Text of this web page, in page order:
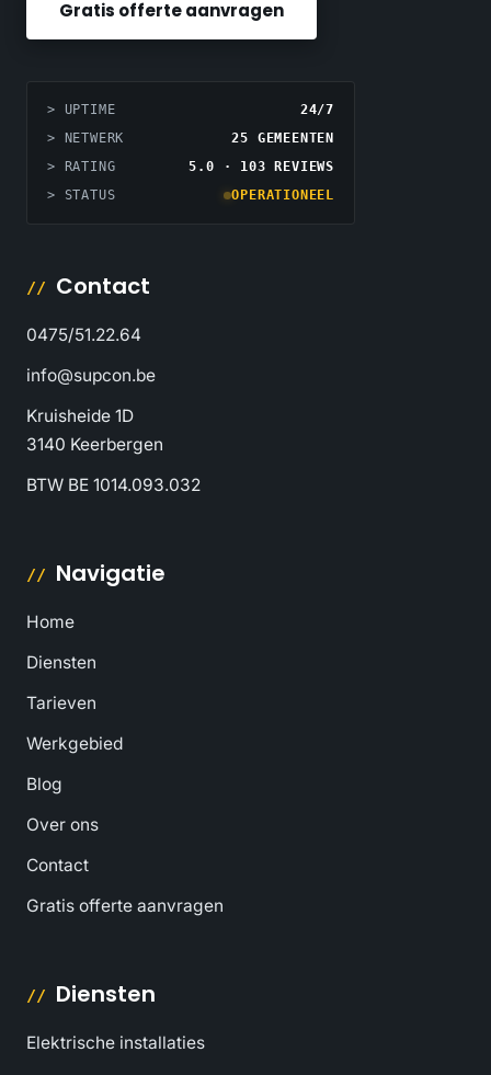
Gratis offerte aanvragen
> UPTIME
24/7
> NETWERK
25 GEMEENTEN
> RATING
5.0 · 103 REVIEWS
> STATUS
OPERATIONEEL
Contact
0475/51.22.64
info@supcon.be
Kruisheide 1D
3140 Keerbergen
BTW BE 1014.093.032
Navigatie
Home
Diensten
Tarieven
Werkgebied
Blog
Over ons
Contact
Gratis offerte aanvragen
Diensten
Elektrische installaties